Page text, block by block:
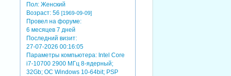
Пол: Женский
Возраст: 56[1969-09-09]
Провел на форуме:
6 месяцев 7 дней
Последний визит:
27-07-2026 00:16:05
Параметры компьютера: Intel Core
i7-10700 2900 МГц 8-ядерный;
32Gb; ОС Windows 10-64bit; PSP